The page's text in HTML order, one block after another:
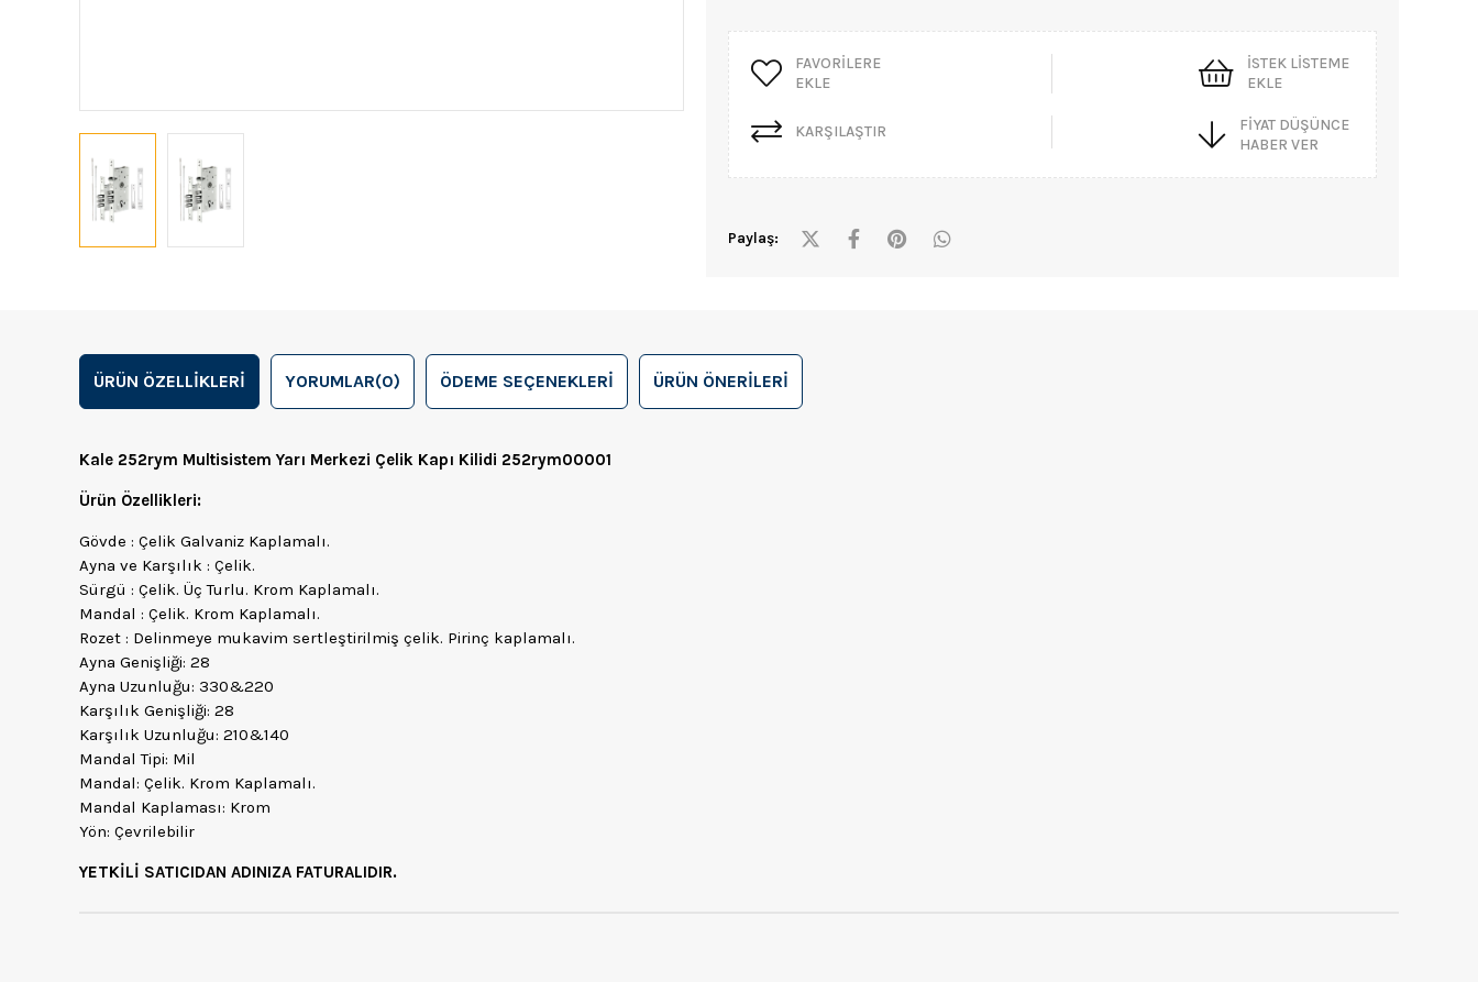
FAVORILERE
EKLE
İSTEK LISTEME
EKLE
KARŞILAŞTIR
FIYAT DÜŞÜNCE
HABER VER
Paylaş:
ÜRÜN ÖZELLIKLERI YORUMLAR(0) ÖDEME SEÇENEKLERI ÜRÜN ÖNERILERI
Kale 252rym Multisistem Yarı Merkezi Çelik Kapı Kilidi 252rym00001
Ürün Özellikleri:
Gövde : Çelik Galvaniz Kaplamalı.
Ayna ve Karşılık : Çelik.
Sürgü : Çelik. Üç Turlu. Krom Kaplamalı.
Mandal : Çelik. Krom Kaplamalı.
Rozet : Delinmeye mukavim sertleştirilmiş çelik. Pirinç kaplamalı.
Ayna Genişliği: 28
Ayna Uzunluğu: 330&220
Karşılık Genişliği: 28
Karşılık Uzunluğu: 210&140
Mandal Tipi: Mil
Mandal: Çelik. Krom Kaplamalı.
Mandal Kaplaması: Krom
Yön: Çevrilebilir
YETKİLİ SATICIDAN ADINIZA FATURALIDIR.